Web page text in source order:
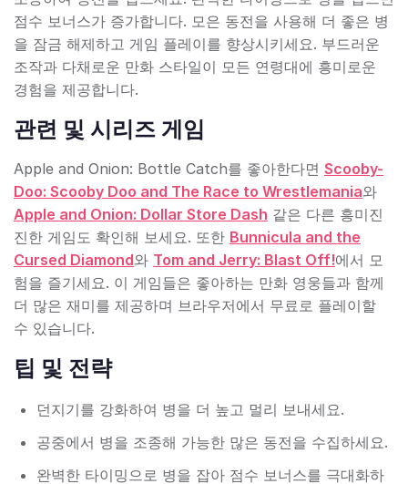
점수 보너스가 증가합니다. 모은 동전을 사용해 더 좋은 병
을 잠금 해제하고 게임 플레이를 향상시키세요. 부드러운
조작과 다채로운 만화 스타일이 모든 연령대에 흥미로운
경험을 제공합니다.
관련 및 시리즈 게임
Apple and Onion: Bottle Catch를 좋아한다면 Scooby-
Doo: Scooby Doo and The Race to Wrestlemania와
Apple and Onion: Dollar Store Dash 같은 다른 흥미진
진한 게임도 확인해 보세요. 또한 Bunnicula and the
Cursed Diamond와 Tom and Jerry: Blast Off!에서 모
험을 즐기세요. 이 게임들은 좋아하는 만화 영웅들과 함께
더 많은 재미를 제공하며 브라우저에서 무료로 플레이할
수 있습니다.
팁 및 전략
던지기를 강화하여 병을 더 높고 멀리 보내세요.
공중에서 병을 조종해 가능한 많은 동전을 수집하세요.
완벽한 타이밍으로 병을 잡아 점수 보너스를 극대화하